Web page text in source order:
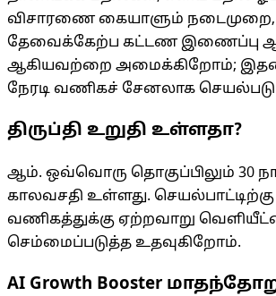
விசாரணை கையாளும் நடைமுறை,
தேவைக்கேற்ப கட்டண இணைப்பு
ஆகியவற்றை அமைக்கிறோம்;
நேரடி வணிகச் சேனலாக
திருப்தி உறுதி உள்ளதா?
ஆம். ஒவ்வொரு தொகுப்பிலும் 30
காலவசதி உள்ளது. செயல்பாட்டிற்கு
வணிகத்துக்கு ஏற்றவாறு
செம்மைப்படுத்த உதவுகிறோம்.
AI Growth Booster